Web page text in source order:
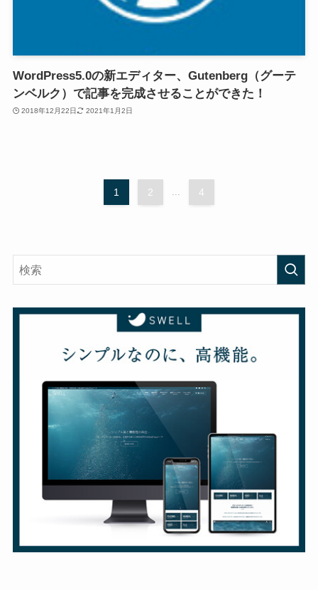
WordPress5.0の新エディター、Gutenberg（グーテ
ンベルク）で記事を完成させることができた！
2018年12月22日 2021年1月2日
1 2 4